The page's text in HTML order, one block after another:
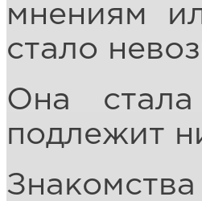
мнениям
стало
Она
подлежит